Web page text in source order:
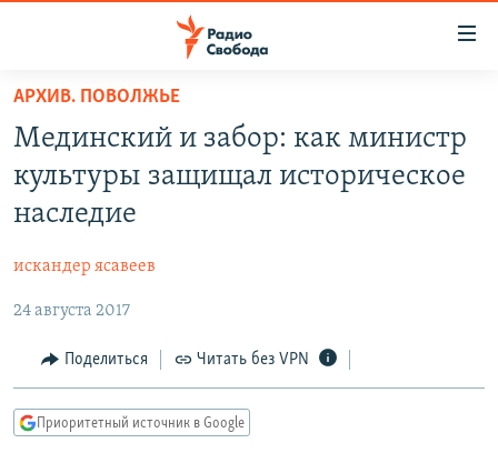
упрощенного
доступа
основному
Вернутся
навигации
Вернутся
поиску
ПОДКАСТЫ
АВТОРСКИЕ ПРОЕКТЫ
МНЕНИЯ
КУЛЬТУРА
IDEL.РЕАЛИИ
СЕВЕР.РЕАЛИИ
АРХИВ. ПОВОЛЖЬЕ
Мединский и забор: как министр
культуры защищал историческое
наследие
искандер ясавеев
24 августа 2017
Поделиться Читать без VPN
Приоритетный источник в Google